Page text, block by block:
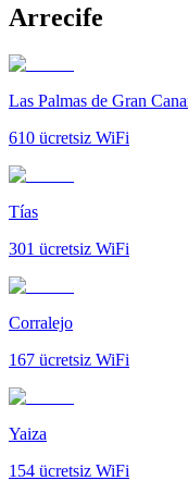
Arrecife
Las Palmas de Gran
610 ücretsiz WiFi
Tías
301 ücretsiz WiFi
Corralejo
167 ücretsiz WiFi
Yaiza
154 ücretsiz WiFi